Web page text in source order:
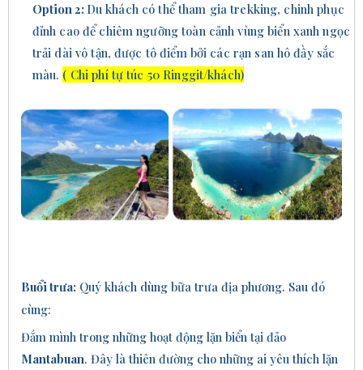
Option 2: Du khách có thể tham gia trekking, chinh phục
đỉnh cao để chiêm ngưỡng toàn cảnh vùng biển xanh ngọc
trải dài vô tận, được tô điểm bởi các rạn san hô đầy sắc
màu. ( Chi phí tự túc 50 Ringgit/khách)
Buổi trưa: Quý khách dùng bữa trưa địa phương. Sau đó
cùng:
Đắm mình trong những hoạt động lặn biển tại đảo
Mantabuan. Đây là thiên đường cho những ai yêu thích lặn